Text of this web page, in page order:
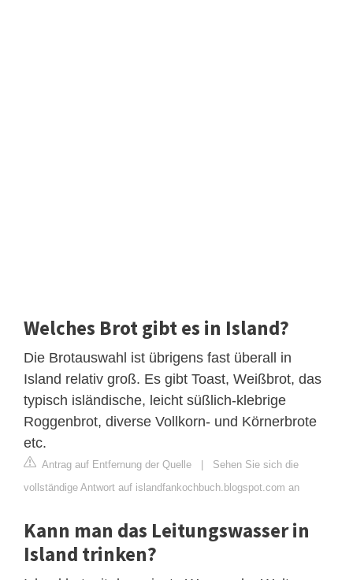
Welches Brot gibt es in Island?
Die Brotauswahl ist übrigens fast überall in
Island relativ groß. Es gibt Toast, Weißbrot, das
typisch isländische, leicht süßlich-klebrige
Roggenbrot, diverse Vollkorn- und Körnerbrote
etc.
Antrag auf Entfernung der Quelle | Sehen Sie sich die
vollständige Antwort auf islandfankochbuch.blogspot.com an
Kann man das Leitungswasser in
Island trinken?